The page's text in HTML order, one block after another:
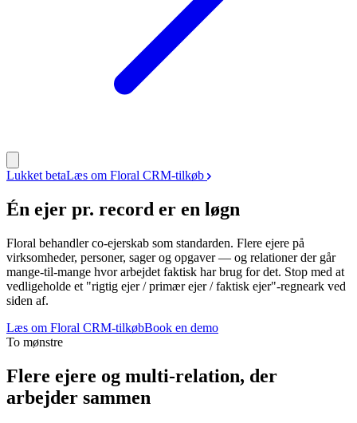
Lukket betaLæs om Floral CRM-tilkøb
Én ejer pr. record er en løgn
Floral behandler co-ejerskab som standarden. Flere ejere på
virksomheder, personer, sager og opgaver — og relationer der går
mange-til-mange hvor arbejdet faktisk har brug for det. Stop med at
vedligeholde et "rigtig ejer / primær ejer / faktisk ejer"-regneark ved
siden af.
Læs om Floral CRM-tilkøbBook en demo
To mønstre
Flere ejere og multi-relation, der
arbejder sammen